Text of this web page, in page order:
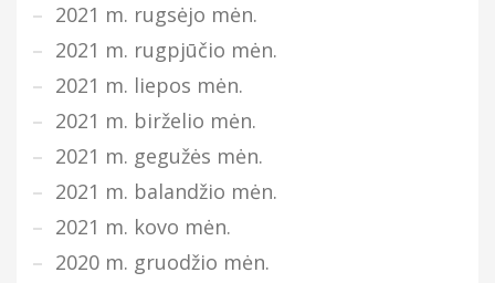
2021 m. rugsėjo mėn.
2021 m. rugpjūčio mėn.
2021 m. liepos mėn.
2021 m. birželio mėn.
2021 m. gegužės mėn.
2021 m. balandžio mėn.
2021 m. kovo mėn.
2020 m. gruodžio mėn.